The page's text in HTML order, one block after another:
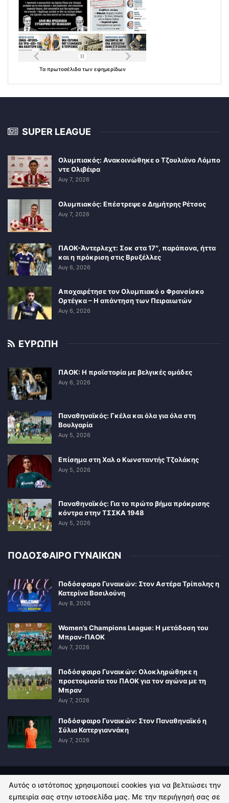
Τα πρωτοσέλιδα των εφημερίδων
SUPER LEAGUE
Ολυμπιακός: Ανακοινώθηκε ο Τζουλιάνο Λόμπο
ντε Ολιβέιρα
Αυγ 7, 2026
Ολυμπιακός: Επέστρεψε ο Δημήτρης Ρέτσος
Αυγ 7, 2026
ΠΑΟΚ-Άντερλεχτ: Σοκ στα 17″, παράπονα, ήττα
και η πρόκριση στις Βρυξέλλες
Αυγ 6, 2026
Αποχαιρέτησε τον Ολυμπιακό ο Φρανσίσκο
Ορτέγκα – Η απάντηση των Πειραιωτών
Αυγ 6, 2026
ΕΥΡΩΠΗ
ΠΑΟΚ: Η προϊστορία με βελγικές ομάδες
Αυγ 6, 2026
Παναθηναϊκός: Γκέλα και όλα για όλα στη
Βουλγαρία
Αυγ 5, 2026
Επίσημα στη Χαλ ο Κωνσταντής Τζολάκης
Αυγ 5, 2026
Παναθηναϊκός: Για το πρώτο βήμα πρόκρισης
κόντρα στην ΤΣΣΚΑ 1948
Αυγ 5, 2026
ΠΟΔΟΣΦΑΙΡΟ ΓΥΝΑΙΚΩΝ
Ποδόσφαιρο Γυναικών: Στον Αστέρα Τρίπολης η
Κατερίνα Βασιλούνη
Αυγ 8, 2026
Women’s Champions League: Η μετάδοση του
Μπραν-ΠΑΟΚ
Αυγ 7, 2026
Ποδόσφαιρο Γυναικών: Ολοκληρώθηκε η
προετοιμασία του ΠΑΟΚ για τον αγώνα με τη
Μπραν
Αυγ 7, 2026
Ποδόσφαιρο Γυναικών: Στον Παναθηναϊκό η
Σύλια Κατεργιαννάκη
Αυγ 7, 2026
ΠΟΛΙΤΙΚΗ ΑΠΟΡΡΗΤΟΥ ΕΠΙΚΟΙΝΩΝΙΑ
Αυτός ο ιστότοπος χρησιμοποιεί cookies για να βελτιώσει την
εμπειρία σας στην ιστοσελίδα μας. Με την περιήγησή σας σε